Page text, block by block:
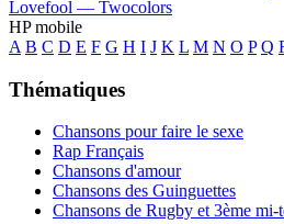
Lovefool — Twocolors
HP mobile
A B C D E F G H I J K L M N O P Q
Thématiques
Chansons pour faire le sexe
Rap Français
Chansons d'amour
Chansons des Guinguettes
Chansons de Rugby et 3ème mi-